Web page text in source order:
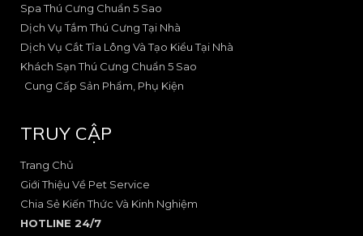
o
k
-
2
r
a
m
-
1
e
-
a
l
t
Spa Thú Cưng Chuẩn 5 Sao
Dịch Vụ Tắm Thú Cưng Tại Nhà
Dịch Vụ Cắt Tỉa Lông Và Tạo Kiểu Tại Nhà
Khách Sạn Thú Cưng Chuẩn 5 Sao
Cung Cấp Sản Phẩm, Phụ Kiện
TRUY CẬP
Trang Chủ
Giới Thiệu Về Pet Service
Chia Sẻ Kiến Thức Và Kinh Nghiệm
HOTLINE 24/7